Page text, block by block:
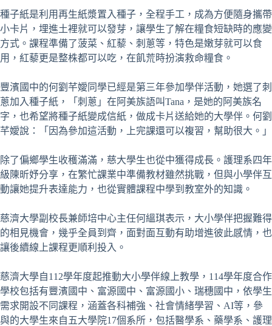
種子紙是利用再生紙漿置入種子，全程手工，成為方便隨身攜帶
小卡片，埋進土裡就可以發芽，讓學生了解在糧食短缺時的應變
方式。課程準備了菠菜、紅藜、刺蔥等，特色是嫩芽就可以食
用，紅藜更是整株都可以吃，在飢荒時扮演救命糧食。
豐濱國中的何劉芊嬡同學已經是第三年參加學伴活動，她選了刺
蔥加入種子紙，「刺蔥」在阿美族語叫Tana，是她的阿美族名
字，也希望將種子紙變成信紙，做成卡片送給她的大學伴。何劉
芊嬡說：「因為參加這活動，上完課還可以複習，幫助很大。」
除了偏鄉學生收穫滿滿，慈大學生也從中獲得成長。護理系四年
級陳昕妤分享，在繁忙課業中準備教材雖然挑戰，但與小學伴互
動讓她提升表達能力，也從實體課程中學到教室外的知識。
慈濟大學副校長兼師培中心主任何縕琪表示，大小學伴把握難得
的相見機會，幾乎全員到齊，面對面互動有助增進彼此感情，也
讓後續線上課程更順利投入。
慈濟大學自112學年度起推動大小學伴線上教學，114學年度合作
學校包括有豐濱國中、富源國中、富源國小、瑞穗國中，依學生
需求開設不同課程，涵蓋各科補強、社會情緒學習、AI等，參
與的大學生來自五大學院17個系所，包括醫學系、藥學系、護理